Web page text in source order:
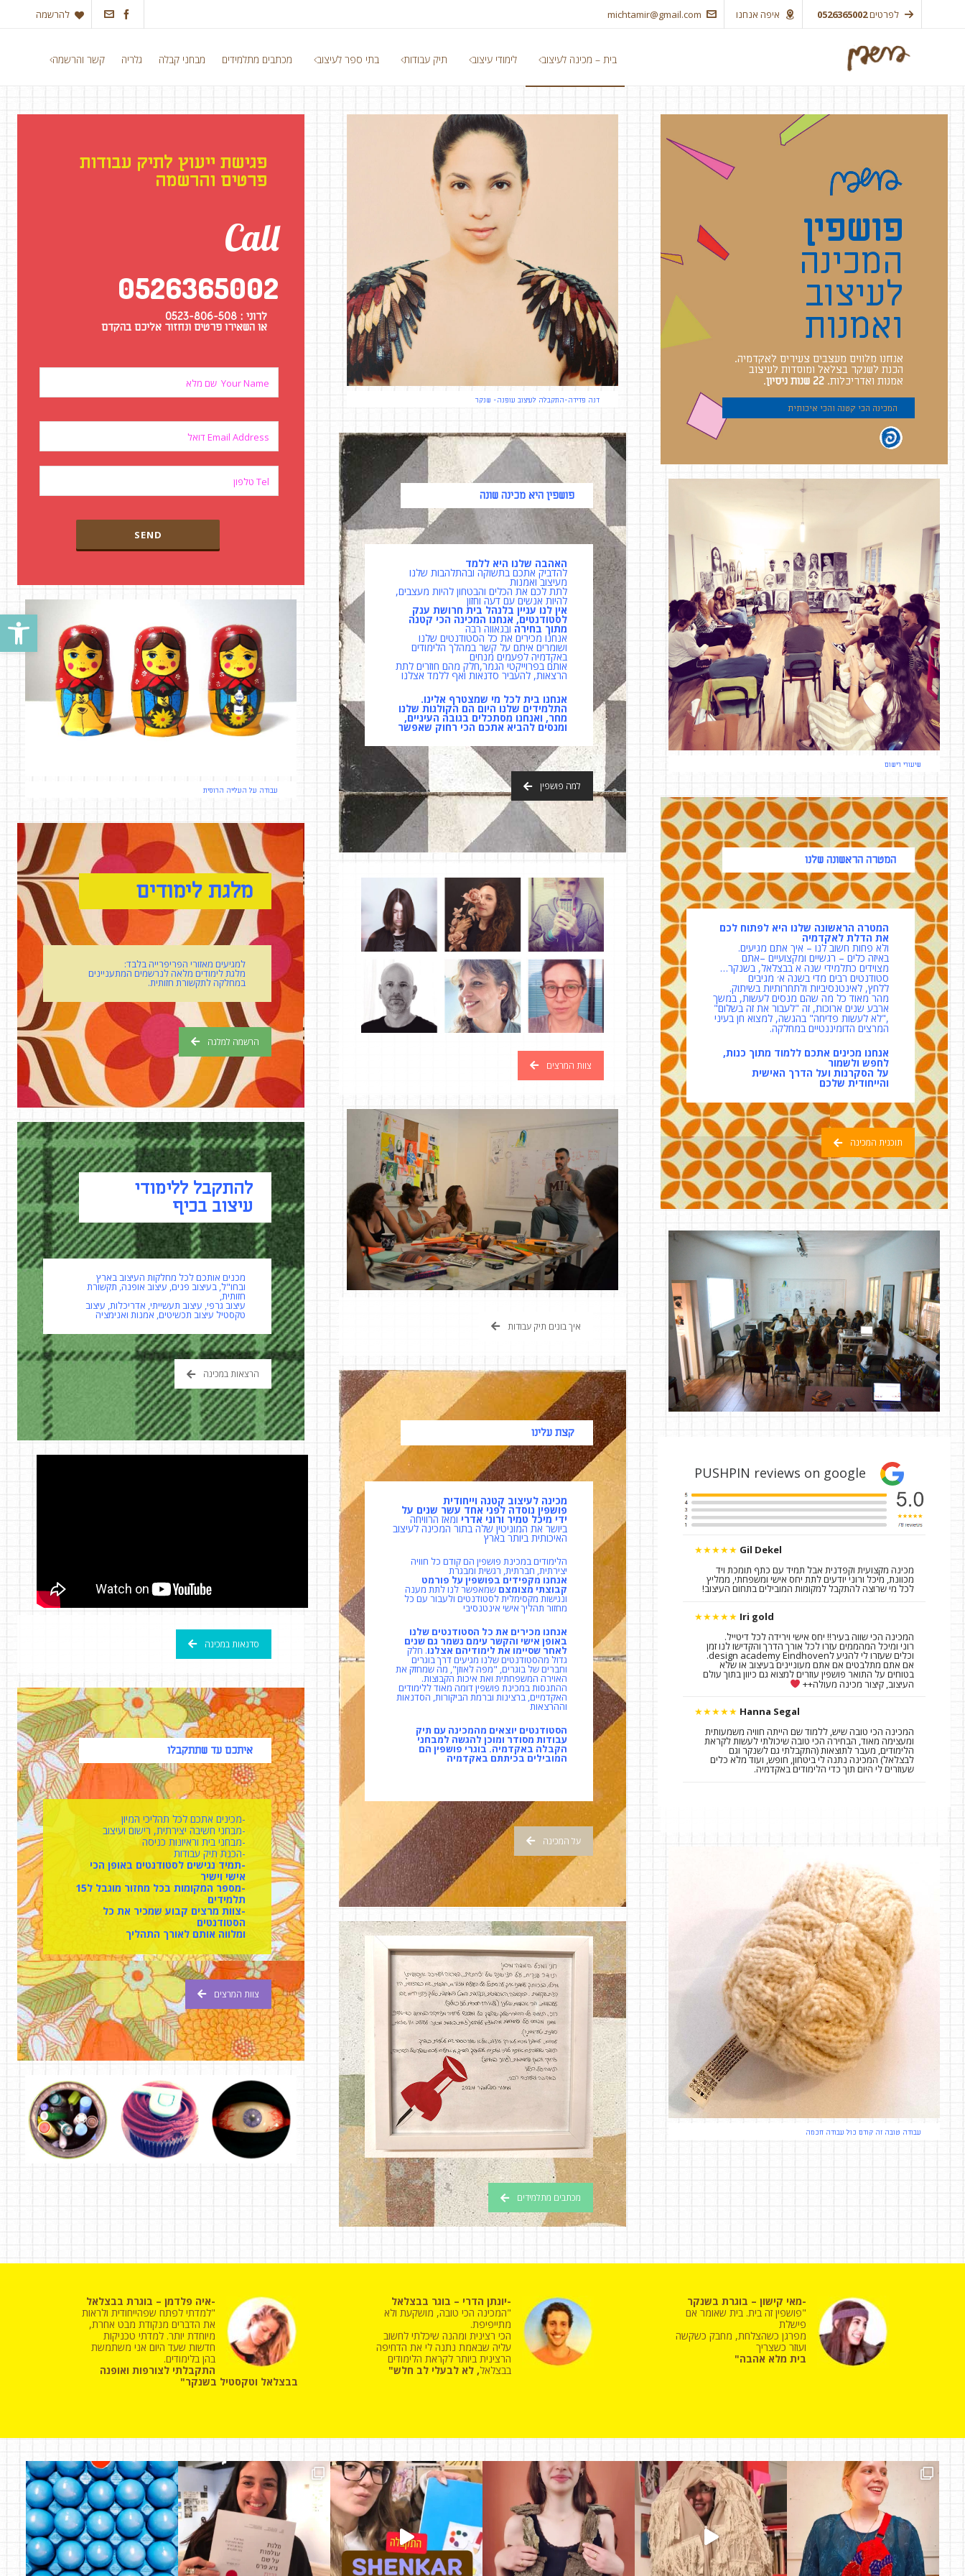
פתח סרגל נגישות
לפרטים0526365002 איפה אנחנו michtamir@gmail.com להרשמה
בית – מכינה לעיצוב לימודי עיצוב תיק עבודות בתי ספר לעיצוב מכתבים מתלמידים מבחני קבלה גלריה קשר והרשמה
פגישת ייעוץ לתיק עבודות
פרטים והרשמה
Call
0526365002
לרוני : 0523-806-508
או השאירו פרטים ונחזור אליכם בהקדם
עבודה על העלייה הרוסית
מלגת לימודים
למגיעים מאזורי הפריפרייה בלבד:
מלגת לימודים מלאה לנרשמים המתעניינים
במחלקה לתקשורת חזותית.
הרשמה למלגה
להתקבל ללימודי
עיצוב בכיף
מכנים אותכם לכל מחלקות העיצוב בארץ
ובחו"ל, בעיצוב פנים, עיצוב אופנה, תקשורת
חזותית,
עיצוב גרפי, עיצוב תעשייתי, אדריכלות, עיצוב
טקסטיל עיצוב תכשיטים, אמנות ואנימציה
הרצאות במכינה
סדנאות במכינה
איתכם עד שתתקבלו
-מכינים אתכם לכל תהליכי המיון
-מבחני חשיבה יצירתית, רישום ועיצוב
-מבחני בית וראיונות כניסה
-הכנת תיק עבודות
-תמיד נגישים לסטודנטים באופן הכי
אישי וישיר
-מספר המקומות בכל מחזור מוגבל ל15
תלמידים
-צוות מרצים קבוע שמכיר את כל
הסטודנטים
ומלווה אותם לאורך התהליך
צוות המרצים
דנה פדידה-התקבלה לעיצוב עופנה- שנקר
פושפין היא מכינה שונה
האהבה שלנו היא ללמד
להדביק אתכם בתשוקה ובהתלהבות שלנו
מעיצוב ואמנות
לתת לכם את הכלים והבטחון להיות מעצבים,
להיות אנשים עם דעה וחזון
אין לנו עניין בלנהל בית חרושת ענק
לסטודנטים, אנחנו המכינה הכי קטנה
מתוך בחירה ובגאווה רבה
אנחנו מכירים את כל הסטודנטים שלנו
ושומרים איתם על קשר במהלך הלימודים
באקדמיה לפעמים מנחים
אותם בפרוייקטי הגמר,חלק מהם חוזרים לתת
הרצאות, להעביר סדנאות ואף ללמד אצלנו
אנחנו בית לכל מי שמצטרף אלינו.
התלמידים שלנו היום הם הקולגות שלנו
מחר, ואנחנו מסתכלים בגובה העיניים,
ומנסים להביא אתכם הכי רחוק שאפשר
למה פושפין
צוות המרצים
איך בונים תיק עבודות
קצת עלינו
מכינה לעיצוב קטנה וייחודית
פושפין נוסדה לפני אחד עשר שנים על
ידי מיכל טמיר ורוני אדרי ומאז הרוויחה
ביושר את המוניטין שלה בתור המכינה לעיצוב
האיכותית ביותר בארץ
הלימודים במכינת פושפין הם קודם כל חוויה
יצירתית, חברתית, רגשית ומבגרת
אנחנו מקפידים בפושפין על פורמט
קבוצתי מצומצם שמאפשר לנו לתת מענה
ונגישות מקסימלית לסטודנטים ולעבור עם כל
מחזור תהליך אישי אינטנסיבי
אנחנו מכירים את כל הסטודנטים שלנו
באופן אישי והקשר עימם נשמר גם שנים
לאחר שסיימו את לימודיהם אצלנו. חלק
גדול מהסטודנטים שלנו מגיעים דרך בוגרים
וחברים של בוגרים, "מפה לאוזן", מה שמחזק את
האוירה המשפחתית ואת איכות הקבוצות.
ההתנסות במכינת פושפין דומה מאוד ללימודים
האקדמיים, ברצינות וברמת הביקורות, הסדנאות
וההרצאות
הסטודנטים יוצאים מהמכינה עם תיק
עבודות מסודר ומוכן להגשה למבחני
הקבלה באקדמיה. בוגרי פושפין הם
המובילים בכיתתם באקדמיה
על המכינה
מכתבים מתלמידים
פושפין
המכינה
לעיצוב
ואמנות
אנחנו מלווים מעצבים צעירים לאקדמיה.
הכנת לשנקר בצלאל ומוסדות לעיצוב
אמנות ואדריכלות. 22 שנות ניסיון .
המכינה הכי קטנה והכי איכותית
שיעורי רישום
המטרה הראשונה שלנו
המטרה הראשונה שלנו היא לפתוח לכם
את הדלת לאקדמיה
ולא פחות חשוב לנו – איך אתם מגיעים.
באיזה כלים – רגשיים ומקצועיים –אתם
מצוידים כתלמידי שנה א בבצלאל, בשנקר…
סטודנטים רבים מדי בשנה א׳ מגיבים
ללחץ, לאינטנסיביות ולתחרותיות בשיתוק.
מהר מאוד כל מה שהם מנסים לעשות, במשך
ארבע שנים ארוכות, זה "לעבור את זה בשלום"
,"לא לעשות פדיחה" בהגשה, למצוא חן בעיני
המרצים הדומיננטיים במחלקה.
אנחנו מכינים אתכם ללמוד מתוך כנות,
לחפש ולשמור
על הסקרנות ועל הדרך האישית
והייחודית שלכם
תוכנית המכינה
Gil Dekel
★★★★★
מכינה מקצועית וקפדנית אבל תמיד עם כתף תומכת ויד
מכוונת, מיכל ורוני יודעים לתת יחס אישי ומשפחתי, ממליץ
לכל מי שרוצה להתקבל למקומות המובילים בתחום העיצוב!
Iri gold
★★★★★
המכינה הכי שווה בעיר!! יחס אישי וירידה לכל דיטייל.
רוני ומיכל המהממים עזרו לכל אורך הדרך והקדישו לנו זמן
וכלים שעזרו לי להגיע לdesign academy Eindhoven.
אם אתם מתלבטים אם אתם מעוניינים בעיצוב או שלא
בטוחים על התואר פושפין עוזרים למצוא גם כיוון בתוך עולם
העיצוב, קיצור מכינה מעולה++
Hanna Segal
★★★★★
המכינה הכי טובה שיש, ללמוד שם הייתה חוויה משמעותית
ומעצימה מאוד, הבחירה הכי טובה שיכולתי לעשות לקראת
הלימודים, מעבר לתוצאות (התקבלתי גם לשנקר וגם
לבצלאל) המכינה נתנה לי ביטחון, חופש, ועוד מלא כלים
שעוזרים לי היום תוך כדי הלימודים באקדמיה.
עבודה טובה זה קודם כול עבודה חכמה
-איה פלדמן – בוגרת בבצלאל
"למדתי לפתח שפהייחודית ולראות
את הדברים מנקודת מבט אחרת,
מיוחדת יותר. למדתי טכניקות
חדשות שעד היום אני משתמשת
בהן בלימודים.
התקבלתי לצורפות ואופנה
בבצלאל וטקסטיל בשנקר"
-יונתן הדרי – בוגר בבצלאל
"המכינה הכי טובה, מושקעת ולא
מתייפיפת.
הכי רצינית ומהנה שיכלתי לחשוב
עליה שבאמת נתנה לי את הדחיפה
הרצינית ביותר לקראת הלימודים
בבצלאל,לא לבעלי לב חלש"
-מאי קישון – בוגרת בשנקר
"פושפין זה בית. בית שאומר אם
פישלת
מפרגן כשהצלחת, מחבק כשקשה
ועוזר כשצריך
בית מלא אהבה"
היום במכינה היום במכינה
תיק העבודות של @michalmesis התקבלה לשנקר פושפין . היום ירדן @yarden.mamroud בוגרת פושפין ,קיבלה משנק היום במכינה